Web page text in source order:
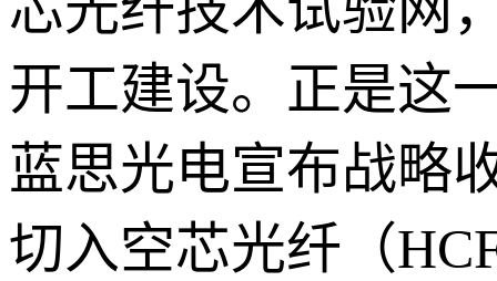
开工建设。正是这
蓝思光电宣布战略
切入空芯光纤（